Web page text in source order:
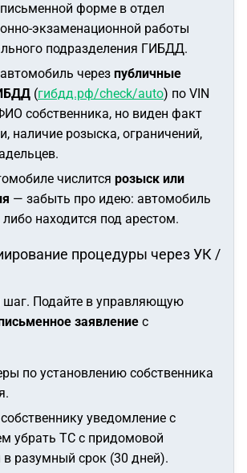
форме в отдел
экзаменационной работы
подразделения ГИБДД.
через публичные
(гибдд.рф/check/auto) по VIN
собственника, но виден факт
наличие розыска, ограничений,
числится розыск или
— забыть про идею: автомобиль
либо находится под арестом.
процедуры через УК /
шаг. Подайте в управляющую
заявление с
по установлению собственника
уведомление с
убрать ТС с придомовой
в разумный срок (30 дней).